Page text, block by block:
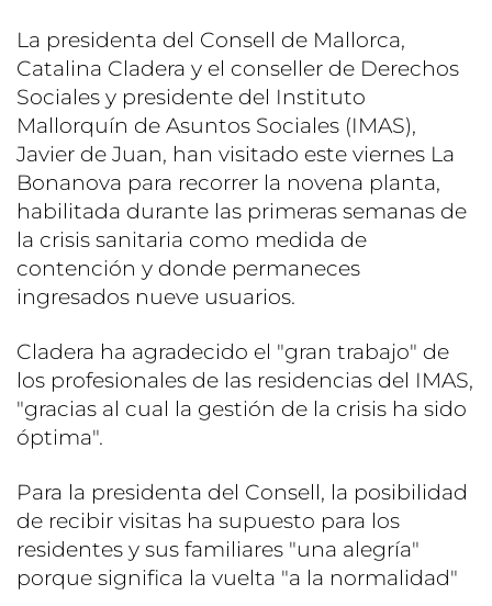
La presidenta del Consell de Mallorca,
Catalina Cladera y el conseller de Derechos
Sociales y presidente del Instituto
Mallorquín de Asuntos Sociales (IMAS),
Javier de Juan, han visitado este viernes La
Bonanova para recorrer la novena planta,
habilitada durante las primeras semanas de
la crisis sanitaria como medida de
contención y donde permaneces
ingresados nueve usuarios.
Cladera ha agradecido el "gran trabajo" de
los profesionales de las residencias del IMAS,
"gracias al cual la gestión de la crisis ha sido
óptima".
Para la presidenta del Consell, la posibilidad
de recibir visitas ha supuesto para los
residentes y sus familiares "una alegría"
porque significa la vuelta "a la normalidad"